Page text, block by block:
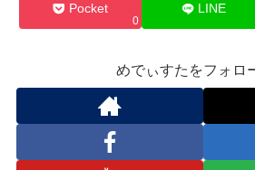
Pocket
0
LINE
めでぃすたをフォロ